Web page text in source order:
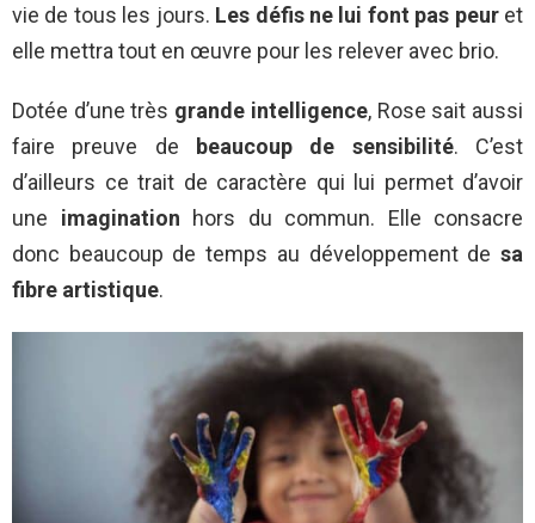
vie de tous les jours. Les défis ne lui font pas peuret
elle mettra tout en œuvre pour les relever avec brio.
Dotée d’une très grande intelligence, Rose sait aussi
faire preuve de
beaucoup de sensibilité. C’est
d’ailleurs ce trait de caractère qui lui permet d’avoir
une imagination hors du commun. Elle consacre
donc beaucoup de temps au développement de sa
fibre artistique.